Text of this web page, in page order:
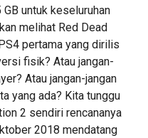
untuk keseluruhan
melihat Red Dead
pertama yang dirilis
fisik? Atau jangan-
Atau jangan-jangan
yang ada? Kita tunggu
2 sendiri rencananya
2018 mendatang